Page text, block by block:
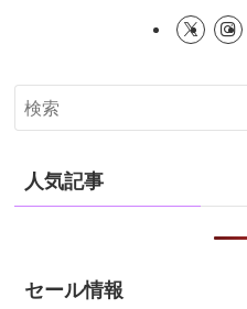
人気記事
セール情報